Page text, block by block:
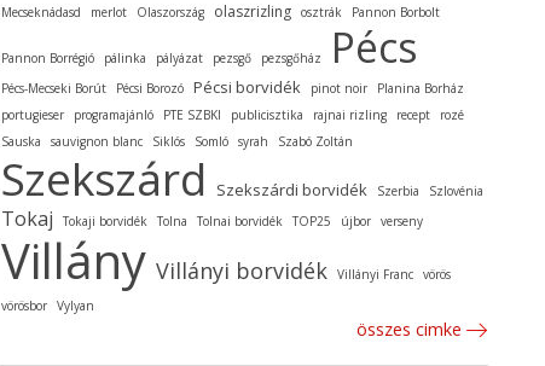
Mecseknádasd
merlot Olaszország olaszrizling osztrák Pannon Borbolt
Pannon Borrégió pálinka pályázat pezsgő pezsgőház Pécs
Pécs-Mecseki Borút Pécsi Borozó Pécsi borvidék pinot noir
Planina Borház
portugieser
programajánló PTE SZBKI publicisztika rajnai rizling recept
rozé
Sauska
sauvignon blanc Siklós Somló syrah Szabó Zoltán
Szekszárd Szekszárdi borvidék Szerbia Szlovénia
Tokaj Tokaji borvidék Tolna Tolnai borvidék TOP25 újbor verseny
Villány Villányi borvidék Villányi Franc vörös
vörösbor Vylyan
összes cimke